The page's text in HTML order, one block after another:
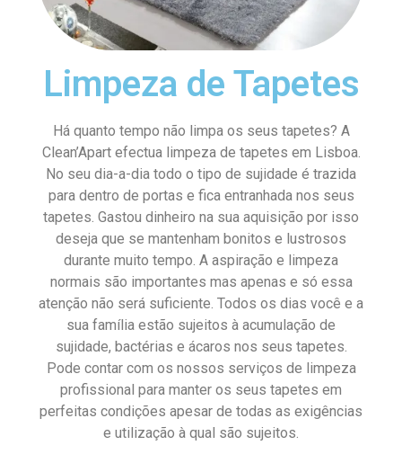
Limpeza de Tapetes
Há quanto tempo não limpa os seus tapetes? A
Clean’Apart efectua limpeza de tapetes em Lisboa.
No seu dia-a-dia todo o tipo de sujidade é trazida
para dentro de portas e fica entranhada nos seus
tapetes. Gastou dinheiro na sua aquisição por isso
deseja que se mantenham bonitos e lustrosos
durante muito tempo. A aspiração e limpeza
normais são importantes mas apenas e só essa
atenção não será suficiente. Todos os dias você e a
sua família estão sujeitos à acumulação de
sujidade, bactérias e ácaros nos seus tapetes.
Pode contar com os nossos serviços de limpeza
profissional para manter os seus tapetes em
perfeitas condições apesar de todas as exigências
e utilização à qual são sujeitos.